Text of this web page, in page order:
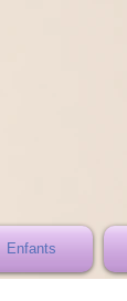
Enfants